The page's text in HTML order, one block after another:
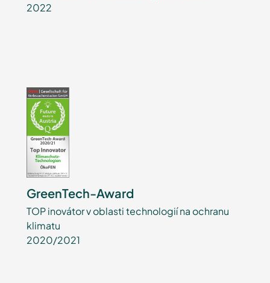
2022
GreenTech-Award
TOP inovátor v oblasti technologií na ochranu
klimatu
2020/2021